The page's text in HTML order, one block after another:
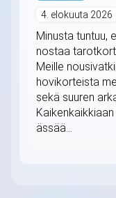
4. elokuuta 2026
Minusta tuntuu,
nostaa
Meille
hovikorteista
sekä suuren
ässää...